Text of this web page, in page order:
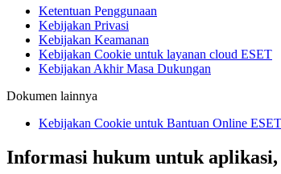
Ketentuan Penggunaan
Kebijakan Privasi
Kebijakan Keamanan
Kebijakan Cookie untuk layanan cloud ESET
Kebijakan Akhir Masa Dukungan
Dokumen lainnya
Kebijakan Cookie untuk Bantuan Online
Informasi hukum untuk